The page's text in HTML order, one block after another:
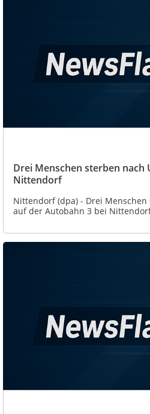
Drei Menschen sterben nach
Nittendorf
Nittendorf (dpa) - Drei
auf der Autobahn 3 bei